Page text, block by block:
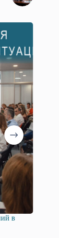
в